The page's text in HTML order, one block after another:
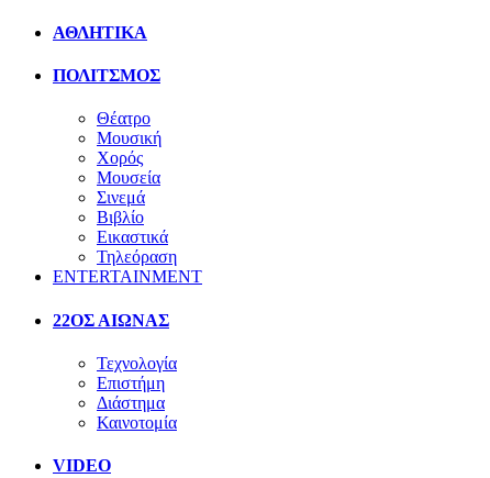
ΑΘΛΗΤΙΚΑ
ΠΟΛΙΤΣΜΟΣ
Θέατρο
Μουσική
Χορός
Μουσεία
Σινεμά
Βιβλίο
Εικαστικά
Τηλεόραση
ENTERTAINMENT
22ΟΣ ΑΙΩΝΑΣ
Τεχνολογία
Επιστήμη
Διάστημα
Καινοτομία
VIDEO